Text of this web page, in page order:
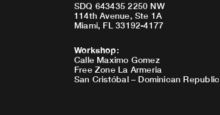
SDQ 643435 2250 NW
114th Avenue, Ste 1A
Miami, FL 33192-4177
Workshop:
Calle Maximo Gomez
Free Zone La Armeria
San Cristóbal – Dominican Republic